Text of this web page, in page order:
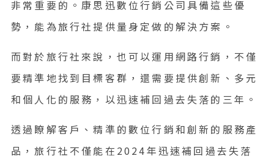
非常重要的。康思迅數位行銷公司具備這些優
勢，能為旅行社提供量身定做的解決方案。
而對於旅行社來說，也可以運用網路行銷，不僅
要精準地找到目標客群，還需要提供創新、多元
和個人化的服務，以迅速補回過去失落的三年。
透過瞭解客戶、精準的數位行銷和創新的服務產
品，旅行社不僅能在2024年迅速補回過去失落